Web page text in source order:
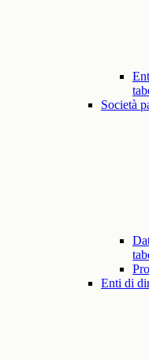
Società
Enti di